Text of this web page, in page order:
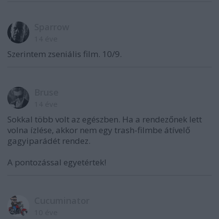
Szerintem zseniális film. 10/9.
Sokkal több volt az egészben. Ha a rendezőnek lett
volna ízlése, akkor nem egy trash-filmbe átívelő
gagyiparádét rendez.
A pontozással egyetértek!